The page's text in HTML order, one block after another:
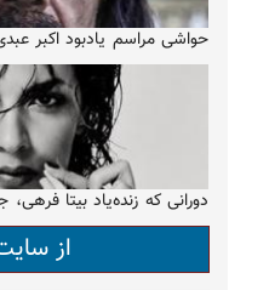
حواشی مراسم یادبود اکبر
دورانی که زنده‌یاد بیتا
از